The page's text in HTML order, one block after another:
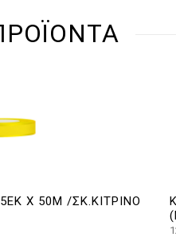
Χ 50Μ /ΣΚ.ΚΙΤΡΙΝΟ